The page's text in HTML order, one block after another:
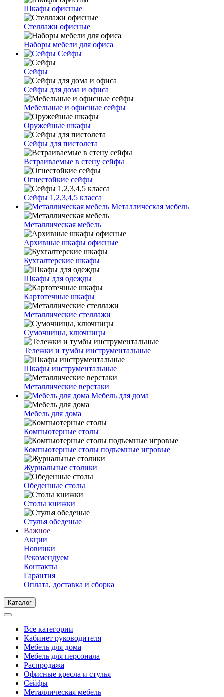
Шкафы офисные
Стеллажи офисные
Наборы мебели для офиса
Сейфы
Сейфы
Сейфы для дома и офиса
Мебельные и офисные сейфы
Оружейные шкафы
Сейфы для пистолета
Встраиваемые в стену сейфы
Огнестойкие сейфы
Сейфы 1,2,3,4,5 класса
Металлическая мебель
Металлическая мебель
Архивные шкафы офисные
Бухгалтерские шкафы
Шкафы для одежды
Картотечные шкафы
Металлические стеллажи
Сумочницы, ключницы
Тележки и тумбы инструментальные
Шкафы инструментальные
Металлические верстаки
Мебель для дома
Мебель для дома
Компьютерные столы
Компьютерные столы подъемные игровые
Журнальные столики
Обеденные столы
Столы книжки
Стулья обеденые
Важное
Акции
Новинки
Рекомендуем
Контакты
Гарантия
Оплата, доставка и сборка
Каталог
Все категории
Кабинет руководителя
Мебель для дома
Мебель для персонала
Распродажа
Офисные кресла и стулья
Сейфы
Металлическая мебель